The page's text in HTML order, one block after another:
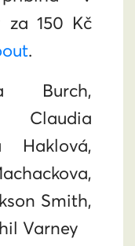
za 150 Kč
.
Burch,
Haklová,
Smith,
Varney